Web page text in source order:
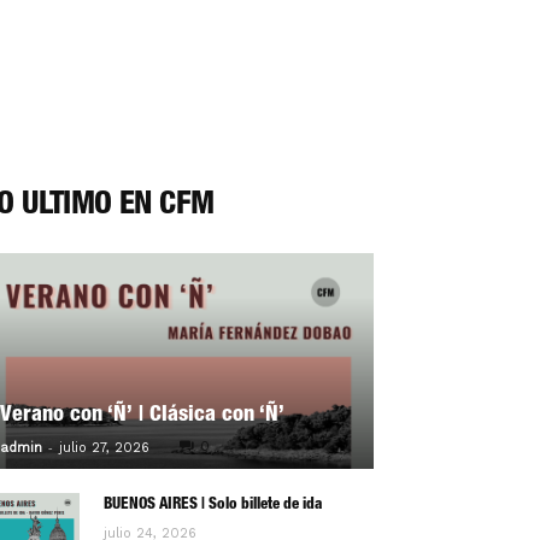
ÚLTIMO EN CFM
Verano con ‘Ñ’ | Clásica con ‘Ñ’
admin - julio 27, 2026 0
BUENOS AIRES | Solo billete de ida
julio 24, 2026